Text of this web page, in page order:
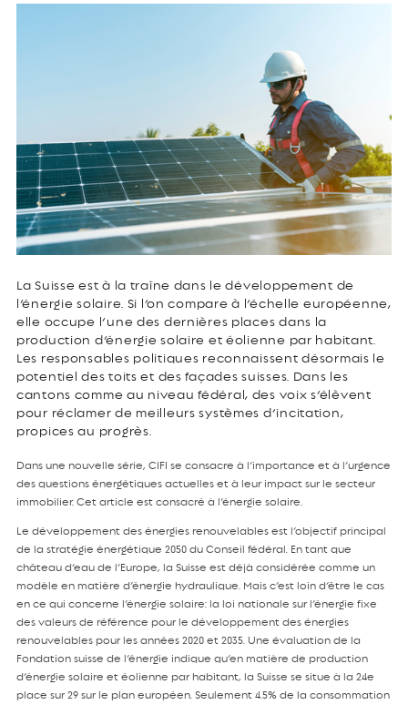
La Suisse est à la traîne dans le développement de
l’énergie solaire. Si l’on compare à l’échelle européenne,
elle occupe l’une des dernières places dans la
production d’énergie solaire et éolienne par habitant.
Les responsables politiques reconnaissent désormais le
potentiel des toits et des façades suisses. Dans les
cantons comme au niveau fédéral, des voix s’élèvent
pour réclamer de meilleurs systèmes d’incitation,
propices au progrès.
Dans une nouvelle série, CIFI se consacre à l’importance et à l’urgence
des questions énergétiques actuelles et à leur impact sur le secteur
immobilier. Cet article est consacré à l’énergie solaire.
Le développement des énergies renouvelables est l’objectif principal
de la stratégie énergétique 2050 du Conseil fédéral. En tant que
château d’eau de l’Europe, la Suisse est déjà considérée comme un
modèle en matière d’énergie hydraulique. Mais c’est loin d’être le cas
en ce qui concerne l’énergie solaire: la loi nationale sur l’énergie fixe
des valeurs de référence pour le développement des énergies
renouvelables pour les années 2020 et 2035. Une évaluation de la
Fondation suisse de l’énergie indique qu’en matière de production
d’énergie solaire et éolienne par habitant, la Suisse se situe à la 24e
place sur 29 sur le plan européen. Seulement 4.5% de la consommation